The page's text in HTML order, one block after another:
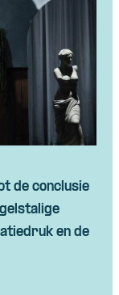
de conclusie
en de